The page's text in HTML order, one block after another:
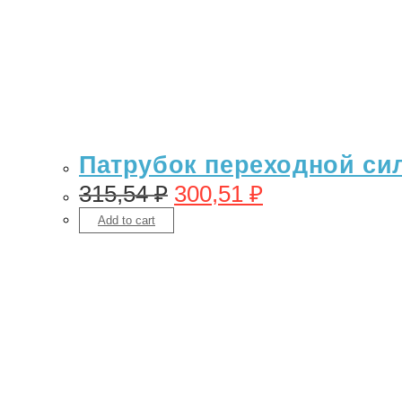
Патрубок переходной
315,54₽ 300,51 ₽
Add to cart